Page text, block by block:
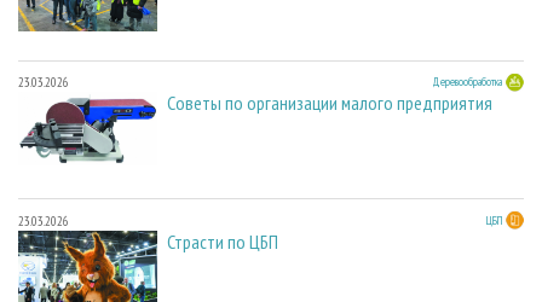
23.03.2026 Деревообработка
Советы по организации малого предприятия
23.03.2026 ЦБП
Страсти по ЦБП